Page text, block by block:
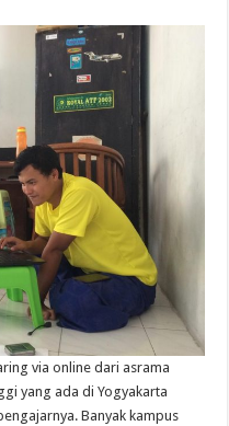
via online dari asrama
yang ada di Yogyakarta
Banyak kampus